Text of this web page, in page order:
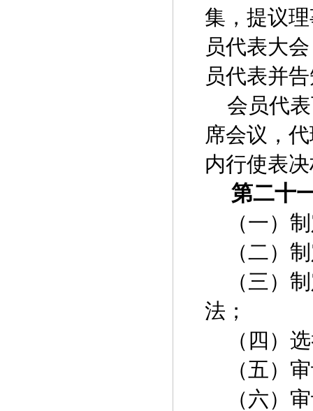
集，提议
员代表大
员代表并
会员代
席会议，
内行使表
第二十
（一）
（二）
（三）
法；
（四）
（五）
（六）